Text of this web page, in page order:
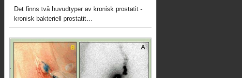
Det finns två huvudtyper av kronisk prostatit -
kronisk bakteriell prostatit…